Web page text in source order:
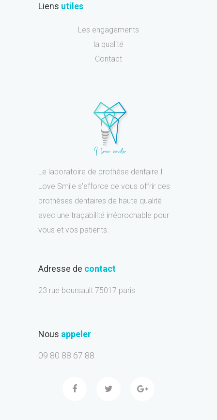
Liens utiles
Les engagements
la qualité
Contact
Le laboratoire de prothèse dentaire I
Love Smile s’efforce de vous offrir des
prothèses dentaires de haute qualité
avec une traçabilité irréprochable pour
vous et vos patients.
Adresse de contact
23 rue boursault 75017 paris
Nous appeler
09 80 88 67 88